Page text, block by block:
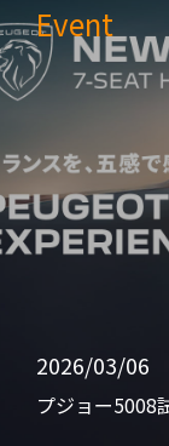
Event
2026/03/06
プジョー5008